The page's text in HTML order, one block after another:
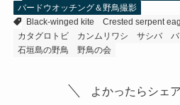
バードウオッチング＆野鳥撮影
Black-winged kite
Crested serpent
カタグロトビ
カンムリワシ サシバ
石垣島の野鳥
野鳥の会
よかったらシェ